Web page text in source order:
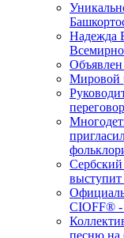
Надежда
Объявлен
Мировой
CIOFF®️ -
песню на